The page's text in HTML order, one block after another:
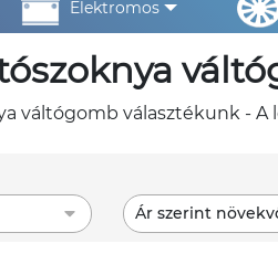
elektromos
váltógomb választékunk -
Ár szerint